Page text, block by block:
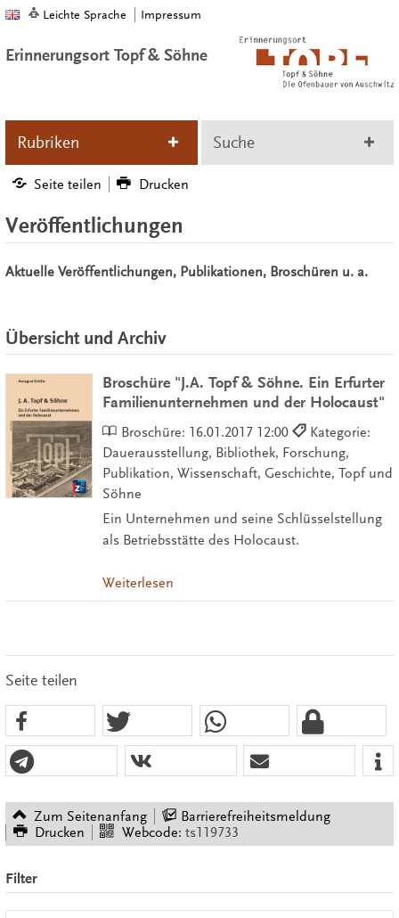
Leichte Sprache Impressum
Erinnerungsort Topf & Söhne
Rubriken Suche
Seite teilen Drucken
Veröffentlichungen
Aktuelle Veröffentlichungen, Publikationen, Broschüren u. a.
Übersicht und Archiv
Broschüre "J.A. Topf & Söhne. Ein Erfurter
Familienunternehmen und der Holocaust"
Broschüre: 16.01.2017 12:00
Kategorie:
Dauerausstellung, Bibliothek, Forschung,
Publikation, Wissenschaft, Geschichte, Topf und
Söhne
Ein Unternehmen und seine Schlüsselstellung
als Betriebsstätte des Holocaust.
Weiterlesen
Seite teilen
Zum Seitenanfang
Barrierefreiheitsmeldung
Drucken
Webcode: ts119733
Filter